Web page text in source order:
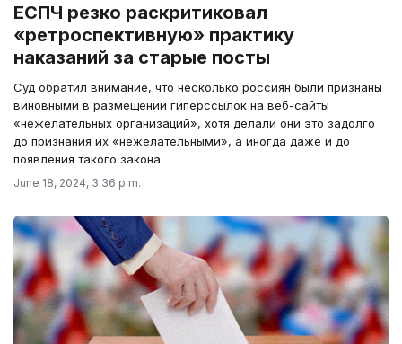
ЕСПЧ резко раскритиковал
«ретроспективную» практику
наказаний за старые посты
Суд обратил внимание, что несколько россиян были признаны
виновными в размещении гиперссылок на веб-сайты
«нежелательных организаций», хотя делали они это задолго
до признания их «нежелательными», а иногда даже и до
появления такого закона.
June 18, 2024, 3:36 p.m.